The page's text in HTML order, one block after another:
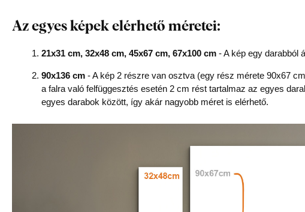
Az egyes képek elérhető méretei:
21x31 cm, 32x48 cm, 45x67 cm, 67x100 cm - A kép egy darabból
90x136 cm - A kép 2 részre van osztva (egy rész mérete 90x67
a falra való felfüggesztés esetén 2 cm rést tartalmaz az egyes
egyes darabok között, így akár nagyobb méret is elérhető.